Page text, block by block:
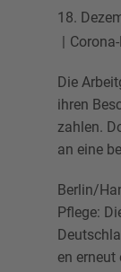
18.
Die
ihren
zahlen.
an eine
Berlin/
Pflege:
en